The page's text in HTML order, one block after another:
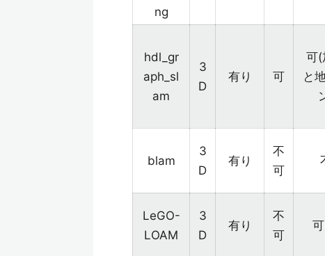
ng
hdl_gr
aph_sl
am
3
D
有り 可
可(
と
blam
3
D
有り
不
可
LeGO-
LOAM
3
D
有り
不
可